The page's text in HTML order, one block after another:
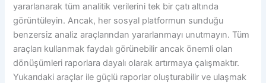
yararlanarak tüm analitik verilerini tek bir çatı altında
görüntüleyin. Ancak, her sosyal platformun sunduğu
benzersiz analiz araçlarından yararlanmayı unutmayın. Tüm
araçları kullanmak faydalı görünebilir ancak önemli olan
dönüşümleri raporlara dayalı olarak artırmaya çalışmaktır.
Yukarıdaki araçlar ile güçlü raporlar oluşturabilir ve ulaşmak